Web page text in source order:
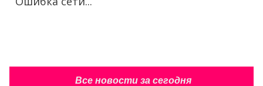
Все новости за сегодня